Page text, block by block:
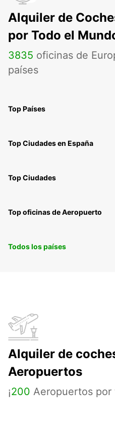
Alquiler de
por Todo el
3835 oficinas de
países
Top Países
Top Ciudades en España
Top Ciudades
Top oficinas de Aeropuerto
Todos los países
Alquiler de
Aeropuertos
¡200 Aeropuertos por